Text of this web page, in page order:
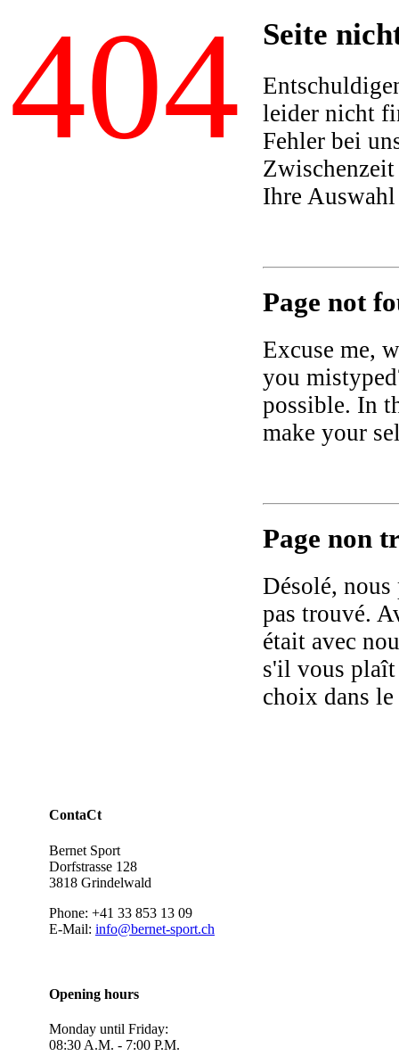
404 Seite
leider nicht
Fehler bei
Ihre
Page not
Excuse me,
you
possible. In
make your
Page non
Désolé, nous
pas trouvé.
était avec
s'il vous
choix dans le
ContaCt
Bernet Sport
Dorfstrasse 128
3818 Grindelwald
Phone: +41 33 853 13 09
E-Mail: info@bernet-sport.ch
Opening hours
Monday until Friday:
08:30 A.M. - 7:00 P.M.